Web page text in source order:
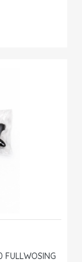
FULLWOSING